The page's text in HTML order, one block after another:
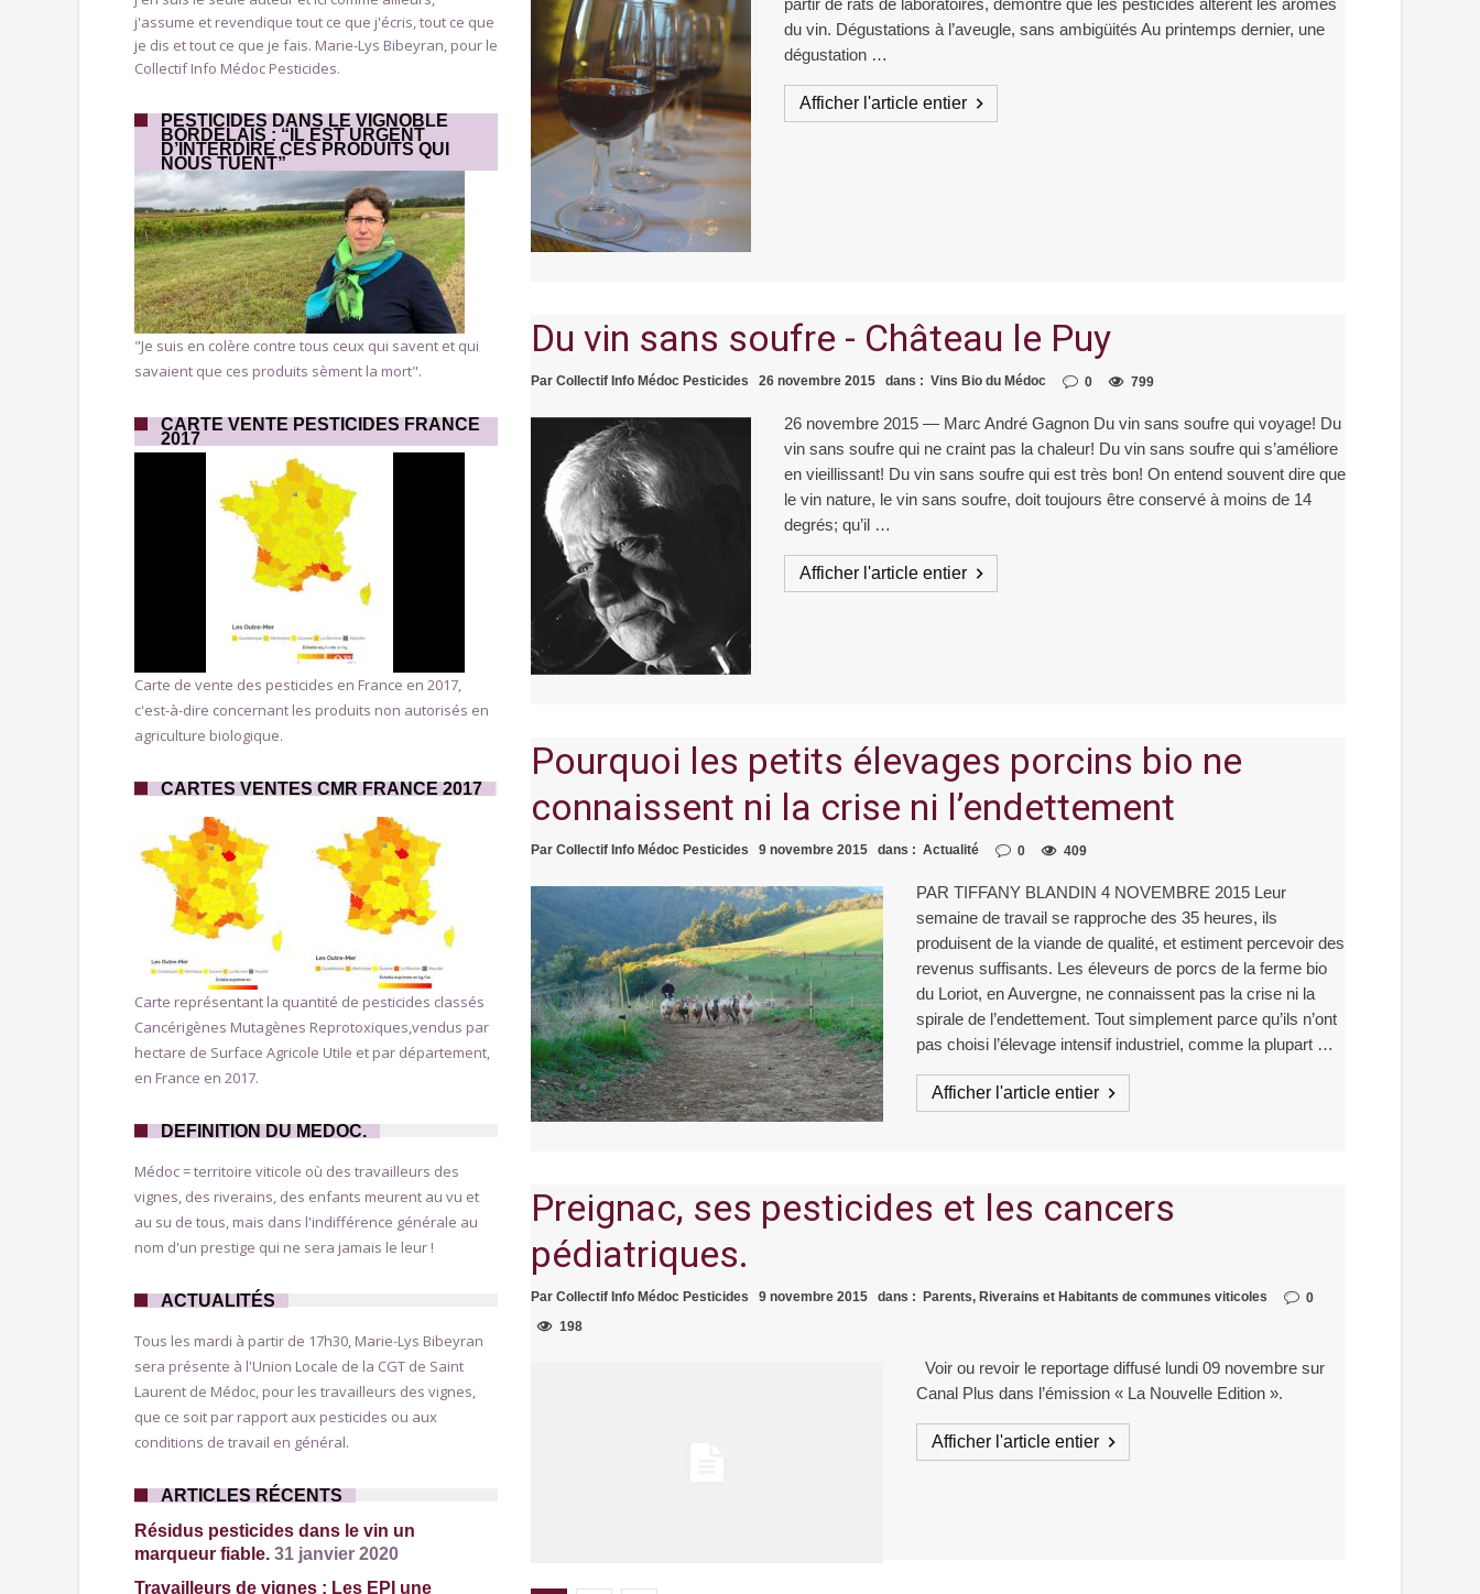
partir de rats de laboratoires, démontre que les pesticides altèrent les arômes
du vin. Dégustations à l’aveugle, sans ambigüités Au printemps dernier, une
dégustation …
Afficher l'article entier
Du vin sans soufre - Château le Puy
Par Collectif Info Médoc Pesticides 26 novembre 2015 dans : Vins Bio du Médoc 0 799
26 novembre 2015 — Marc André Gagnon Du vin sans soufre qui voyage! Du
vin sans soufre qui ne craint pas la chaleur! Du vin sans soufre qui s’améliore
en vieillissant! Du vin sans soufre qui est très bon! On entend souvent dire que
le vin nature, le vin sans soufre, doit toujours être conservé à moins de 14
degrés; qu’il …
Afficher l'article entier
Pourquoi les petits élevages porcins bio ne
connaissent ni la crise ni l’endettement
Par Collectif Info Médoc Pesticides 9 novembre 2015 dans : Actualité 0 409
PAR TIFFANY BLANDIN 4 NOVEMBRE 2015 Leur
semaine de travail se rapproche des 35 heures, ils
produisent de la viande de qualité, et estiment percevoir des
revenus suffisants. Les éleveurs de porcs de la ferme bio
du Loriot, en Auvergne, ne connaissent pas la crise ni la
spirale de l’endettement. Tout simplement parce qu’ils n’ont
pas choisi l’élevage intensif industriel, comme la plupart …
Afficher l'article entier
Preignac, ses pesticides et les cancers
pédiatriques.
Par Collectif Info Médoc Pesticides 9 novembre 2015 dans : Parents, Riverains et Habitants de communes viticoles
0
198
Voir ou revoir le reportage diffusé lundi 09 novembre sur
Canal Plus dans l’émission « La Nouvelle Edition ».
Afficher l'article entier
j'assume et revendique tout ce que j'écris, tout ce que
je dis et tout ce que je fais. Marie-Lys Bibeyran, pour le
Collectif Info Médoc Pesticides.
PESTICIDES DANS LE VIGNOBLE
BORDELAIS : “IL EST URGENT
D’INTERDIRE CES PRODUITS QUI
NOUS TUENT”
"Je suis en colère contre tous ceux qui savent et qui
savaient que ces produits sèment la mort".
CARTE VENTE PESTICIDES FRANCE
2017
Carte de vente des pesticides en France en 2017,
c'est-à-dire concernant les produits non autorisés en
agriculture biologique.
CARTES VENTES CMR FRANCE 2017
Carte représentant la quantité de pesticides classés
Cancérigènes Mutagènes Reprotoxiques,vendus par
hectare de Surface Agricole Utile et par département,
en France en 2017.
DEFINITION DU MEDOC.
Médoc = territoire viticole où des travailleurs des
vignes, des riverains, des enfants meurent au vu et
au su de tous, mais dans l'indifférence générale au
nom d'un prestige qui ne sera jamais le leur !
ACTUALITÉS
Tous les mardi à partir de 17h30, Marie-Lys Bibeyran
sera présente à l'Union Locale de la CGT de Saint
Laurent de Médoc, pour les travailleurs des vignes,
que ce soit par rapport aux pesticides ou aux
conditions de travail en général.
ARTICLES RÉCENTS
Résidus pesticides dans le vin un
marqueur fiable. 31 janvier 2020
Travailleurs de vignes : Les EPI une